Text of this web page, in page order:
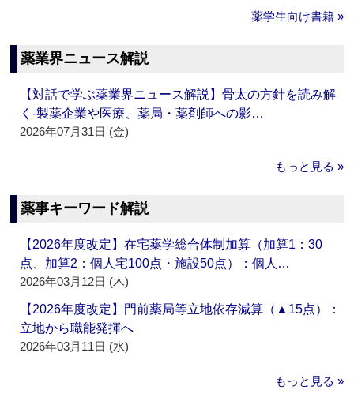
薬学生向け書籍 »
薬業界ニュース解説
【対話で学ぶ薬業界ニュース解説】骨太の方針を読み解
く‐製薬企業や医療、薬局・薬剤師への影…
2026年07月31日 (金)
もっと見る »
薬事キーワード解説
【2026年度改定】在宅薬学総合体制加算（加算1：30
点、加算2：個人宅100点・施設50点）：個人…
2026年03月12日 (木)
【2026年度改定】門前薬局等立地依存減算（▲15点）：
立地から職能発揮へ
2026年03月11日 (水)
もっと見る »